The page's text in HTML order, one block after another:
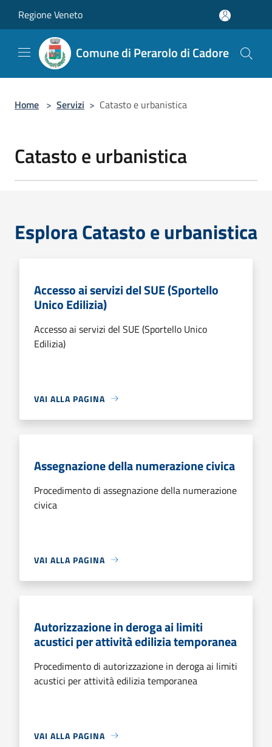
Regione Veneto
Comune di Perarolo di Cadore
Home > Servizi > Catasto e urbanistica
Catasto e urbanistica
Esplora Catasto e urbanistica
Accesso ai servizi del SUE (Sportello
Unico Edilizia)
Accesso ai servizi del SUE (Sportello Unico
Edilizia)
VAI ALLA PAGINA
Assegnazione della numerazione civica
Procedimento di assegnazione della numerazione
civica
VAI ALLA PAGINA
Autorizzazione in deroga ai limiti
acustici per attività edilizia temporanea
Procedimento di autorizzazione in deroga ai limiti
acustici per attività edilizia temporanea
VAI ALLA PAGINA